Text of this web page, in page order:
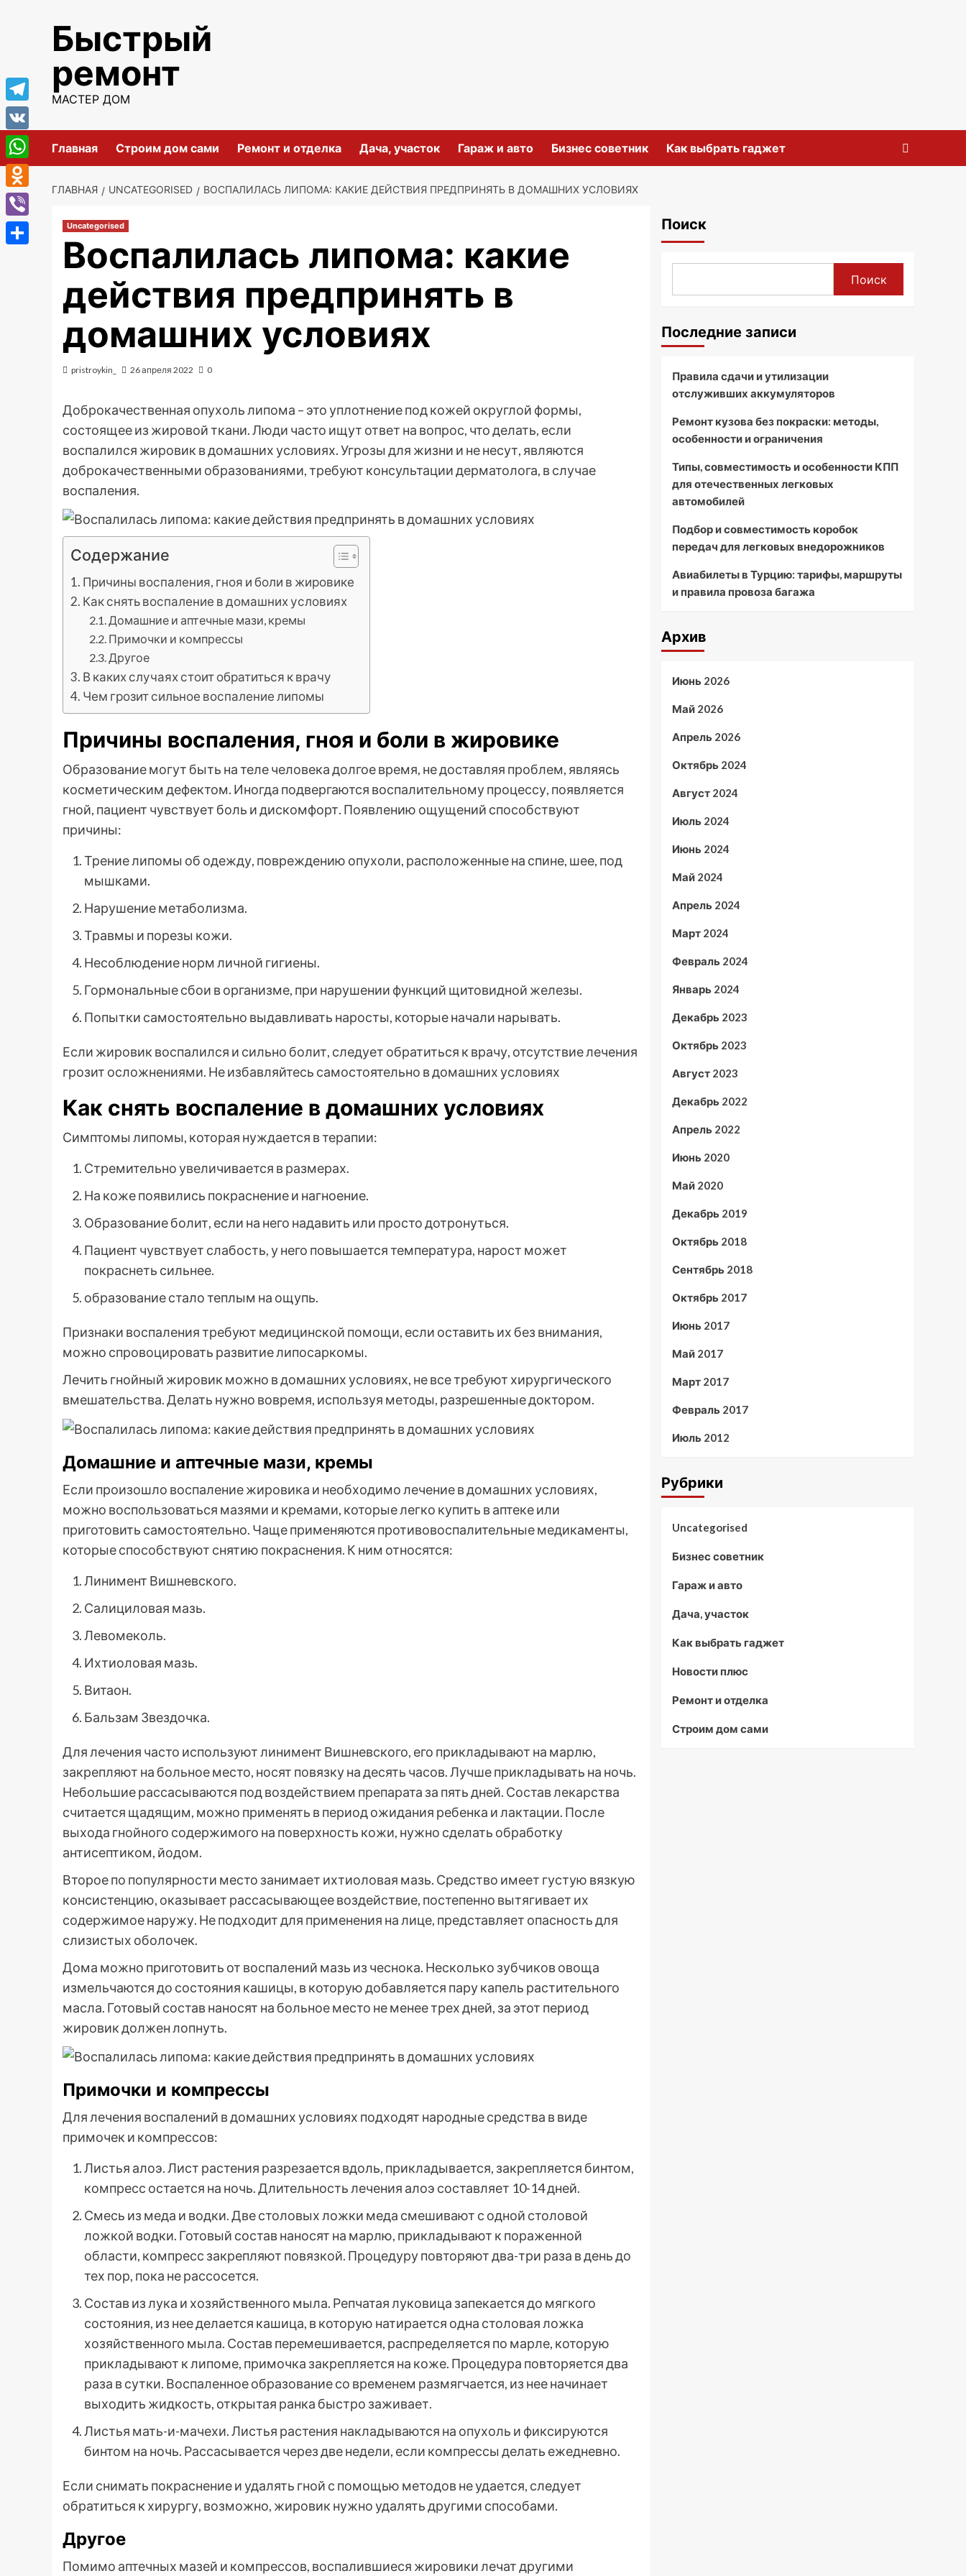
содержимомуБыстрый
ремонт
МАСТЕР ДОМ
Главная Строим дом сами Ремонт и отделка Дача, участок Гараж и авто Бизнес советник Как выбрать гаджет
ГЛАВНАЯ UNCATEGORISED ВОСПАЛИЛАСЬ ЛИПОМА: КАКИЕ ДЕЙСТВИЯ ПРЕДПРИНЯТЬ В ДОМАШНИХ УСЛОВИЯХ
Uncategorised
Воспалилась липома: какие
действия предпринять в
домашних условиях
pristroykin_ 26 апреля 2022 0
Доброкачественная опухоль липома – это уплотнение под кожей округлой формы,
состоящее из жировой ткани. Люди часто ищут ответ на вопрос, что делать, если
воспалился жировик в домашних условиях. Угрозы для жизни и не несут, являются
доброкачественными образованиями, требуют консультации дерматолога, в случае
воспаления.
Содержание
Причины воспаления, гноя и боли в жировике
Как снять воспаление в домашних условиях
Домашние и аптечные мази, кремы
Примочки и компрессы
Другое
В каких случаях стоит обратиться к врачу
Чем грозит сильное воспаление липомы
Причины воспаления, гноя и боли в жировике
Образование могут быть на теле человека долгое время, не доставляя проблем, являясь
косметическим дефектом. Иногда подвергаются воспалительному процессу, появляется
гной, пациент чувствует боль и дискомфорт. Появлению ощущений способствуют
причины:
Трение липомы об одежду, повреждению опухоли, расположенные на спине, шее, под
мышками.
Нарушение метаболизма.
Травмы и порезы кожи.
Несоблюдение норм личной гигиены.
Гормональные сбои в организме, при нарушении функций щитовидной железы.
Попытки самостоятельно выдавливать наросты, которые начали нарывать.
Если жировик воспалился и сильно болит, следует обратиться к врачу, отсутствие лечения
грозит осложнениями. Не избавляйтесь самостоятельно в домашних условиях
Как снять воспаление в домашних условиях
Симптомы липомы, которая нуждается в терапии:
Стремительно увеличивается в размерах.
На коже появились покраснение и нагноение.
Образование болит, если на него надавить или просто дотронуться.
Пациент чувствует слабость, у него повышается температура, нарост может
покраснеть сильнее.
образование стало теплым на ощупь.
Признаки воспаления требуют медицинской помощи, если оставить их без внимания,
можно спровоцировать развитие липосаркомы.
Лечить гнойный жировик можно в домашних условиях, не все требуют хирургического
вмешательства. Делать нужно вовремя, используя методы, разрешенные доктором.
Домашние и аптечные мази, кремы
Если произошло воспаление жировика и необходимо лечение в домашних условиях,
можно воспользоваться мазями и кремами, которые легко купить в аптеке или
приготовить самостоятельно. Чаще применяются противовоспалительные медикаменты,
которые способствуют снятию покраснения. К ним относятся:
Линимент Вишневского.
Салициловая мазь.
Левомеколь.
Ихтиоловая мазь.
Витаон.
Бальзам Звездочка.
Для лечения часто используют линимент Вишневского, его прикладывают на марлю,
закрепляют на больное место, носят повязку на десять часов. Лучше прикладывать на ночь.
Небольшие рассасываются под воздействием препарата за пять дней. Состав лекарства
считается щадящим, можно применять в период ожидания ребенка и лактации. После
выхода гнойного содержимого на поверхность кожи, нужно сделать обработку
антисептиком, йодом.
Второе по популярности место занимает ихтиоловая мазь. Средство имеет густую вязкую
консистенцию, оказывает рассасывающее воздействие, постепенно вытягивает их
содержимое наружу. Не подходит для применения на лице, представляет опасность для
слизистых оболочек.
Дома можно приготовить от воспалений мазь из чеснока. Несколько зубчиков овоща
измельчаются до состояния кашицы, в которую добавляется пару капель растительного
масла. Готовый состав наносят на больное место не менее трех дней, за этот период
жировик должен лопнуть.
Примочки и компрессы
Для лечения воспалений в домашних условиях подходят народные средства в виде
примочек и компрессов:
Листья алоэ. Лист растения разрезается вдоль, прикладывается, закрепляется бинтом,
компресс остается на ночь. Длительность лечения алоэ составляет 10-14 дней.
Смесь из меда и водки. Две столовых ложки меда смешивают с одной столовой
ложкой водки. Готовый состав наносят на марлю, прикладывают к пораженной
области, компресс закрепляют повязкой. Процедуру повторяют два-три раза в день до
тех пор, пока не рассосется.
Состав из лука и хозяйственного мыла. Репчатая луковица запекается до мягкого
состояния, из нее делается кашица, в которую натирается одна столовая ложка
хозяйственного мыла. Состав перемешивается, распределяется по марле, которую
прикладывают к липоме, примочка закрепляется на коже. Процедура повторяется два
раза в сутки. Воспаленное образование со временем размягчается, из нее начинает
выходить жидкость, открытая ранка быстро заживает.
Листья мать-и-мачехи. Листья растения накладываются на опухоль и фиксируются
бинтом на ночь. Рассасывается через две недели, если компрессы делать ежедневно.
Если снимать покраснение и удалять гной с помощью методов не удается, следует
обратиться к хирургу, возможно, жировик нужно удалять другими способами.
Другое
Помимо аптечных мазей и компрессов, воспалившиеся жировики лечат другими
Поиск
Поиск
Последние записи
Правила сдачи и утилизации
отслуживших аккумуляторов
Ремонт кузова без покраски: методы,
особенности и ограничения
Типы, совместимость и особенности КПП
для отечественных легковых
автомобилей
Подбор и совместимость коробок
передач для легковых внедорожников
Авиабилеты в Турцию: тарифы, маршруты
и правила провоза багажа
Архив
Июнь 2026
Май 2026
Апрель 2026
Октябрь 2024
Август 2024
Июль 2024
Июнь 2024
Май 2024
Апрель 2024
Март 2024
Февраль 2024
Январь 2024
Декабрь 2023
Октябрь 2023
Август 2023
Декабрь 2022
Апрель 2022
Июнь 2020
Май 2020
Декабрь 2019
Октябрь 2018
Сентябрь 2018
Октябрь 2017
Июнь 2017
Май 2017
Март 2017
Февраль 2017
Июль 2012
Рубрики
Uncategorised
Бизнес советник
Гараж и авто
Дача, участок
Как выбрать гаджет
Новости плюс
Ремонт и отделка
Строим дом сами
Telegram
VK
WhatsApp
Odnoklassniki
Viber